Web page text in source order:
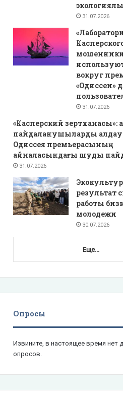
31.07.2026
вокруг
«Одиссеи»
31.07.2026
«Касперский зертханасы»:
пайдаланушыларды алдау
Одиссея премьерасының
айналасындағы шуды
31.07.2026
результат
работы
молодежи
30.07.2026
Еще...
Опросы
Извините, в настоящее время нет
опросов.